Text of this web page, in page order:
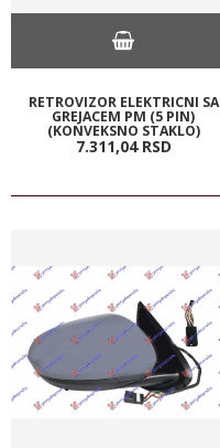
RETROVIZOR ELEKTRICNI SA
GREJACEM PM (5 PIN)
(KONVEKSNO STAKLO)
7.311,04 RSD